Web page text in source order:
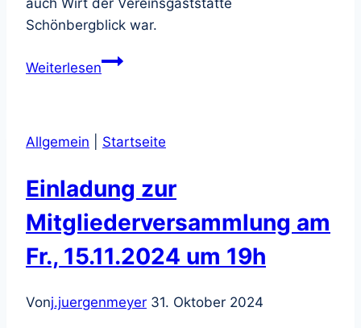
Schönbergblick war.
WeiterlesenDer
trauert
Maximilian
Heidenreich
Allgemein Startseite
Einladung zur
Mitgliederversammlung am
Fr., 15.11.2024 um 19h
Vonj.juergenmeyer 31. Oktober 2024